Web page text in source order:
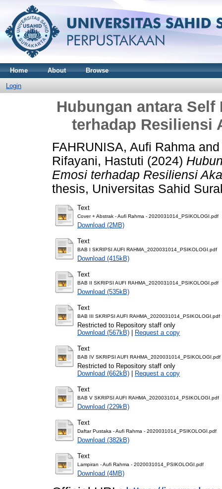
Home About Browse
Login
Hubungan antara
terhadap Resiliensi
FAHRUNISA, Aufi Rahma
Rifayani, Hastuti (2024)
Emosi terhadap Resiliensi
thesis, Universitas Sahid
Text
Cover + Abstrak - Aufi Rahma - 2020031014_PSIKOLOGI.pdf
Download (2MB)
Text
BAB I SKRIPSI AUFI RAHMA_2020031014_PSIKOLOGI.pdf
Download (415kB)
Text
BAB II SKRIPSI AUFI RAHMA_2020031014_PSIKOLOGI.pdf
Download (535kB)
Text
BAB III SKRIPSI AUFI RAHMA_2020031014_PSIKOLOGI.pdf
Restricted to Repository staff only
Download (567kB) | Request a copy
Text
BAB IV SKRIPSI AUFI RAHMA_2020031014_PSIKOLOGI.pdf
Restricted to Repository staff only
Download (662kB) | Request a copy
Text
BAB V SKRIPSI AUFI RAHMA_2020031014_PSIKOLOGI.pdf
Download (229kB)
Text
Daftar Pustaka - Aufi Rahma - 2020031014_PSIKOLOGI.pdf
Download (382kB)
Text
Lampiran - Aufi Rahma - 2020031014_PSIKOLOGI.pdf
Download (4MB)